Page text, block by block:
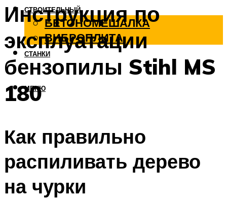
СТРОИТЕЛЬНЫЙ
БЕТОНОМЕШАЛКА
ВИБРОПЛИТА
СТАНКИ
МЕНЮ
Инструкция по
эксплуатации
бензопилы Stihl MS
180
Как правильно
распиливать дерево
на чурки